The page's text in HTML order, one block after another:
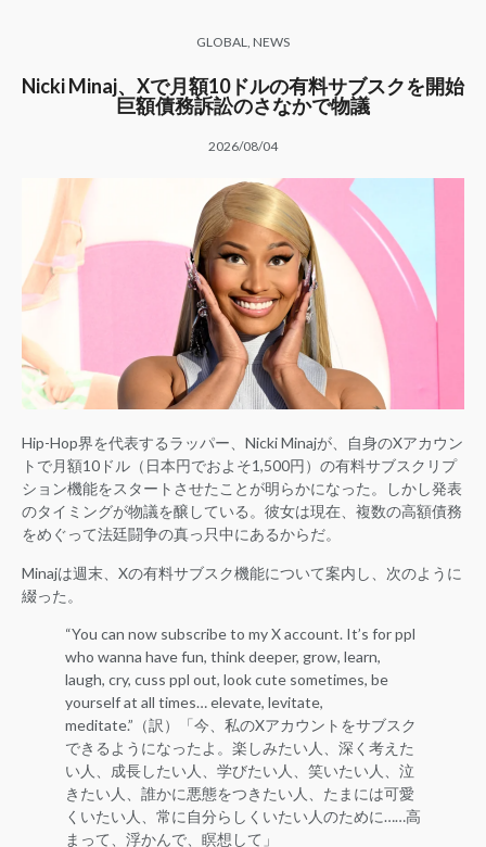
GLOBAL NEWS
Nicki Minaj、Xで月額10ドルの有料サブスクを開始
巨額債務訴訟のさなかで物議
2026/08/04
Hip-Hop界を代表するラッパー、Nicki Minajが、自身のXアカウン
トで月額10ドル（日本円でおよそ1,500円）の有料サブスクリプ
ション機能をスタートさせたことが明らかになった。しかし発表
のタイミングが物議を醸している。彼女は現在、複数の高額債務
をめぐって法廷闘争の真っ只中にあるからだ。
Minajは週末、Xの有料サブスク機能について案内し、次のように
綴った。
“You can now subscribe to my X account. It’s for ppl
who wanna have fun, think deeper, grow, learn,
laugh, cry, cuss ppl out, look cute sometimes, be
yourself at all times… elevate, levitate,
meditate.”（訳）「今、私のXアカウントをサブスク
できるようになったよ。楽しみたい人、深く考えた
い人、成長したい人、学びたい人、笑いたい人、泣
きたい人、誰かに悪態をつきたい人、たまには可愛
くいたい人、常に自分らしくいたい人のために……高
まって、浮かんで、瞑想して」